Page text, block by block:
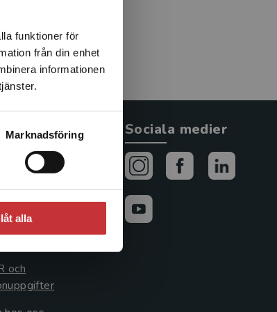
funktioner för
från din enhet
informationen
Marknadsföring
alla
länkar
rättigheter
och
Sociala medier